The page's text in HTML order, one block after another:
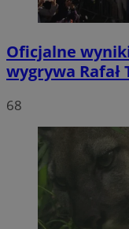
Oficjalne
wygrywa Rafał
68